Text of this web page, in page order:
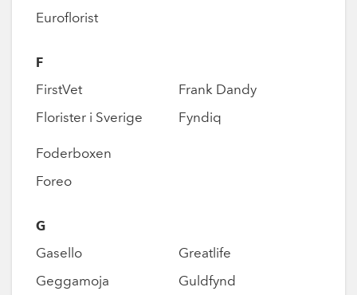
Euroflorist
F
FirstVet
Florister i Sverige
Frank Dandy
Fyndiq
Foderboxen
Foreo
G
Gasello
Geggamoja
Greatlife
Guldfynd